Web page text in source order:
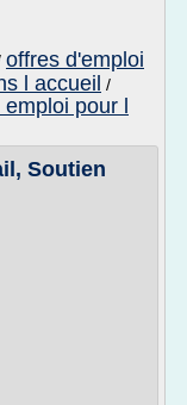
offres d'emploi
l accueil /
pour l
Soutien